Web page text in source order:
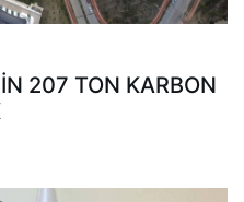
207 TON KARBON